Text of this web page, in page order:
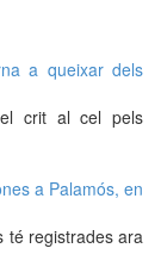
a queixar dels
crit al cel pels
a Palamós, en
té registrades ara